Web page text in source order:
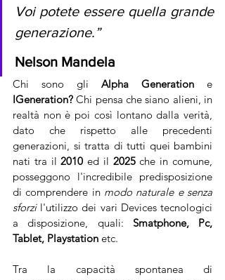
Voi potete essere quella grande
generazione.”
Nelson Mandela
Chi sono gli Alpha Generation
IGeneration? Chi pensa che siano alieni, in
realtà non è poi così lontano dalla verità,
dato che rispetto alle precedenti
generazioni, si tratta di tutti quei bambini
nati tra il 2010 ed il 2025 che in comune,
posseggono l'incredibile predisposizione
di comprendere in modo naturale e senza
sforzi l'utilizzo dei vari Devices tecnologici
a disposizione, quali: Smatphone, Pc,
Tablet, Playstation etc.
Tra la capacità spontanea di